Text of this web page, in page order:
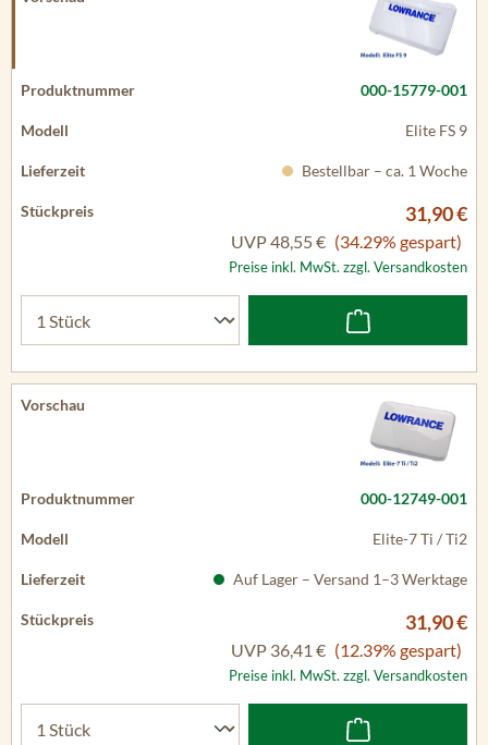
000-15779-001
Elite FS 9
Bestellbar – ca. 1 Woche
31,90 €
UVP48,55 € (34.29% gespart)
Preise inkl. MwSt. zzgl. Versandkosten
000-12749-001
Elite-7 Ti / Ti2
Auf Lager – Versand 1–3 Werktage
31,90 €
UVP 36,41 € (12.39% gespart)
Preise inkl. MwSt. zzgl. Versandkosten